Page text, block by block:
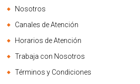
Nosotros
Canales de Atención
Horarios de Atención
Trabaja con Nosotros
Términos y Condiciones